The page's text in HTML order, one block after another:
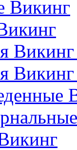
Викинг